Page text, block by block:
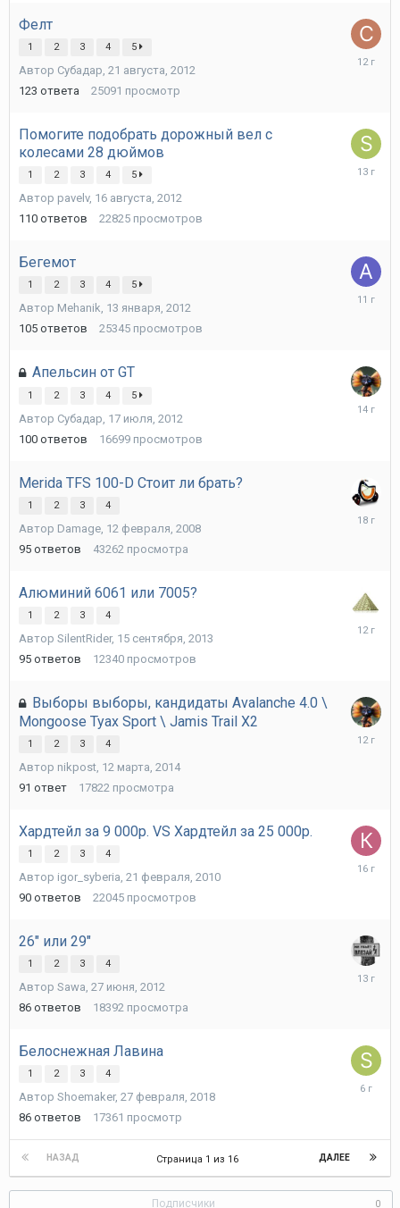
Фелт
1 2 3 4 5
Автор Субадаp 21 августа, 2012
123 ответа 25091 просмотр
Помогите подобрать дорожный вел с
колесами 28 дюймов
1 2 3 4 5
Автор pavelv, 16 августа, 2012
110 ответов 22825 просмотров
23
Бегемот
1 2 3 4 5
Автор Mehanik 13 января, 2012
105 ответов 25345 просмотров
11
Апельсин от GT
1 2 3 4 5
Автор Субадаp 17 июля, 2012
100 ответов 16699 просмотров
31
Merida TFS 100-D Стоит ли брать?
1 2 3 4
Автор Damage 12 февраля, 2008
95 ответов 43262 просмотра
11
Алюминий 6061 или 7005?
1 2 3 4
Автор SilentRider, 15 сентября, 2013
95 ответов 12340 просмотров
18
Выборы выборы, кандидаты Avalanche 4.0 \
Mongoose Tyax Sport \ Jamis Trail X2
1 2 3 4
Автор nikpost 12 марта, 2014
91 ответ 17822 просмотра
18
Хардтейл за 9 000р. VS Хардтейл за 25 000р.
1 2 3 4
Автор igor_syberia 21 февраля, 2010
90 ответов 22045 просмотров
20
26" или 29"
1 2 3 4
Автор Sawa 27 июня, 2012
86 ответов 18392 просмотра
16
Белоснежная Лавина
1 2 3 4
Автор Shoemaker, 27 февраля, 2018
86 ответов 17361 просмотр
24
НАЗАД ДАЛЕЕ
Страница 1 из 16
Подписчики 0